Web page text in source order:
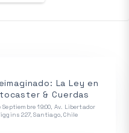
La Ley en
& Cuerdas
Septiembre 19:00, Av. Libertador
227, Santiago, Chile